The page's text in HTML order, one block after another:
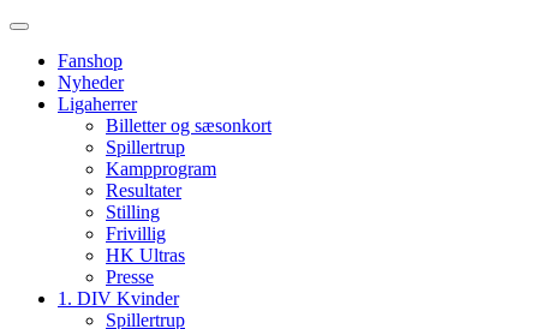
Fanshop
Nyheder
Ligaherrer
Billetter og sæsonkort
Spillertrup
Kampprogram
Resultater
Stilling
Frivillig
HK Ultras
Presse
1. DIV Kvinder
Spillertrup